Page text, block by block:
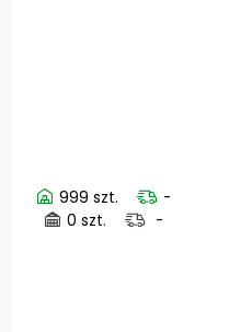
999 szt.
-
0 szt.
-